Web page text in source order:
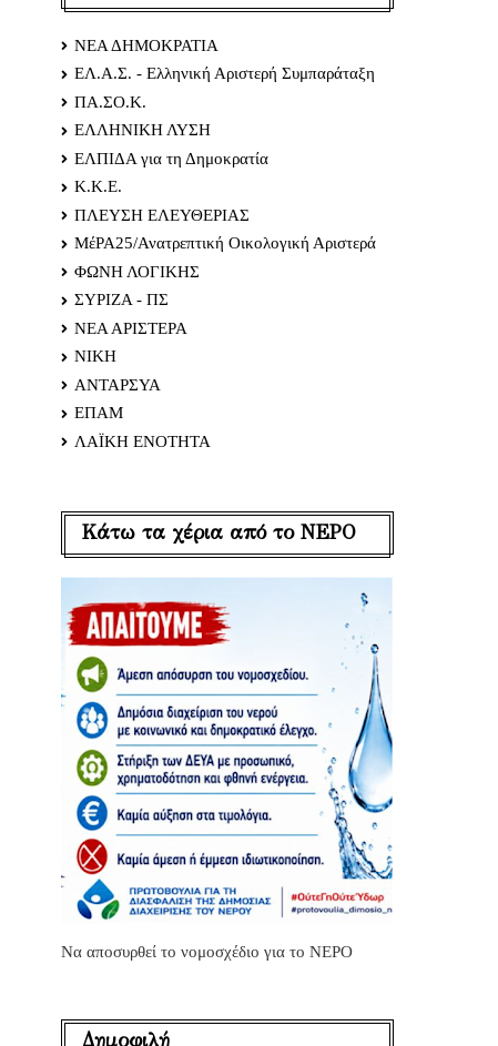
ΝΕΑ ΔΗΜΟΚΡΑΤΙΑ
ΕΛ.Α.Σ. - Ελληνική Αριστερή Συμπαράταξη
ΠΑ.ΣΟ.Κ.
ΕΛΛΗΝΙΚΗ ΛΥΣΗ
ΕΛΠΙΔΑ για τη Δημοκρατία
Κ.Κ.Ε.
ΠΛΕΥΣΗ ΕΛΕΥΘΕΡΙΑΣ
ΜέΡΑ25/Ανατρεπτική Οικολογική Αριστερά
ΦΩΝΗ ΛΟΓΙΚΗΣ
ΣΥΡΙΖΑ - ΠΣ
ΝΕΑ ΑΡΙΣΤΕΡΑ
ΝΙΚΗ
ΑΝΤΑΡΣΥΑ
ΕΠΑΜ
ΛΑΪΚΗ ΕΝΟΤΗΤΑ
Κάτω τα χέρια από το ΝΕΡΟ
Να αποσυρθεί το νομοσχέδιο για το ΝΕΡΟ
Δημοφιλή